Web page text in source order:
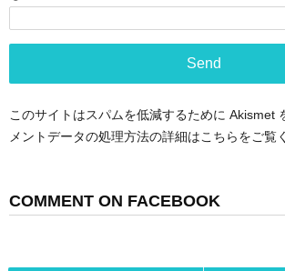
このサイトはスパムを低減するために Akismet
メントデータの処理方法の詳細はこちらをご覧
COMMENT ON FACEBOOK